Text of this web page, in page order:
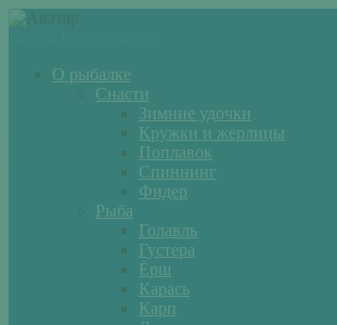
О рыбалке
Снасти
Зимние удочки
Кружки и жерлицы
Поплавок
Спиннинг
Фидер
Рыба
Голавль
Густера
Ёрш
Карась
Карп